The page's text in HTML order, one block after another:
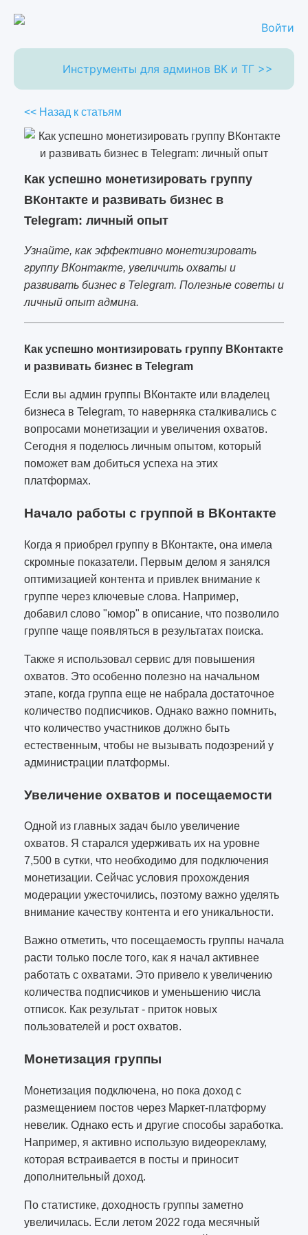
Войти
Инструменты для админов ВК и ТГ >>
<< Назад к статьям
Как успешно монетизировать группу
ВКонтакте и развивать бизнес в
Telegram: личный опыт
Узнайте, как эффективно монетизировать
группу ВКонтакте, увеличить охваты и
развивать бизнес в Telegram. Полезные советы и
личный опыт админа.
Как успешно монтизировать группу ВКонтакте
и развивать бизнес в Telegram
Если вы админ группы ВКонтакте или владелец
бизнеса в Telegram, то наверняка сталкивались с
вопросами монетизации и увеличения охватов.
Сегодня я поделюсь личным опытом, который
поможет вам добиться успеха на этих
платформах.
Начало работы с группой в ВКонтакте
Когда я приобрел группу в ВКонтакте, она имела
скромные показатели. Первым делом я занялся
оптимизацией контента и привлек внимание к
группе через ключевые слова. Например,
добавил слово "юмор" в описание, что позволило
группе чаще появляться в результатах поиска.
Также я использовал сервис для повышения
охватов. Это особенно полезно на начальном
этапе, когда группа еще не набрала достаточное
количество подписчиков. Однако важно помнить,
что количество участников должно быть
естественным, чтобы не вызывать подозрений у
администрации платформы.
Увеличение охватов и посещаемости
Одной из главных задач было увеличение
охватов. Я старался удерживать их на уровне
7,500 в сутки, что необходимо для подключения
монетизации. Сейчас условия прохождения
модерации ужесточились, поэтому важно уделять
внимание качеству контента и его уникальности.
Важно отметить, что посещаемость группы начала
расти только после того, как я начал активнее
работать с охватами. Это привело к увеличению
количества подписчиков и уменьшению числа
отписок. Как результат - приток новых
пользователей и рост охватов.
Монетизация группы
Монетизация подключена, но пока доход с
размещением постов через Маркет-платформу
невелик. Однако есть и другие способы заработка.
Например, я активно использую видеорекламу,
которая встраивается в посты и приносит
дополнительный доход.
По статистике, доходность группы заметно
увеличилась. Если летом 2022 года месячный